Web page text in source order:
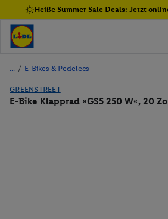
Heiße Summer Sale Deals: Jetzt
/ E-Bikes & Pedelecs
GREENSTREET
E-Bike Klapprad »GS5 250 W«, 20